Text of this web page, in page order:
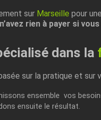
sur Marseille pour une
rien à payer si vous
dans la
sur la pratique et sur
ensemble vos
ensuite le résultat.